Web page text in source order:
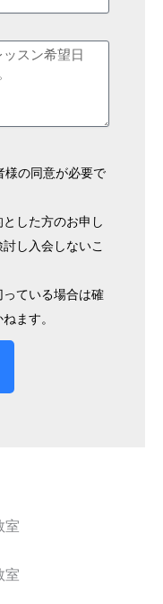
様の同意が必要で
した方のお申し
し入会しないこ
ている場合は確
ます。
室
室